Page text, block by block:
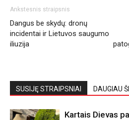
Ankstesnis straipsnis
Dangus be skydų: dronų
incidentai ir Lietuvos saugumo
iliuzija
SUSIJĘ STRAIPSNIAI DAUGIAU
Kartais Dievas